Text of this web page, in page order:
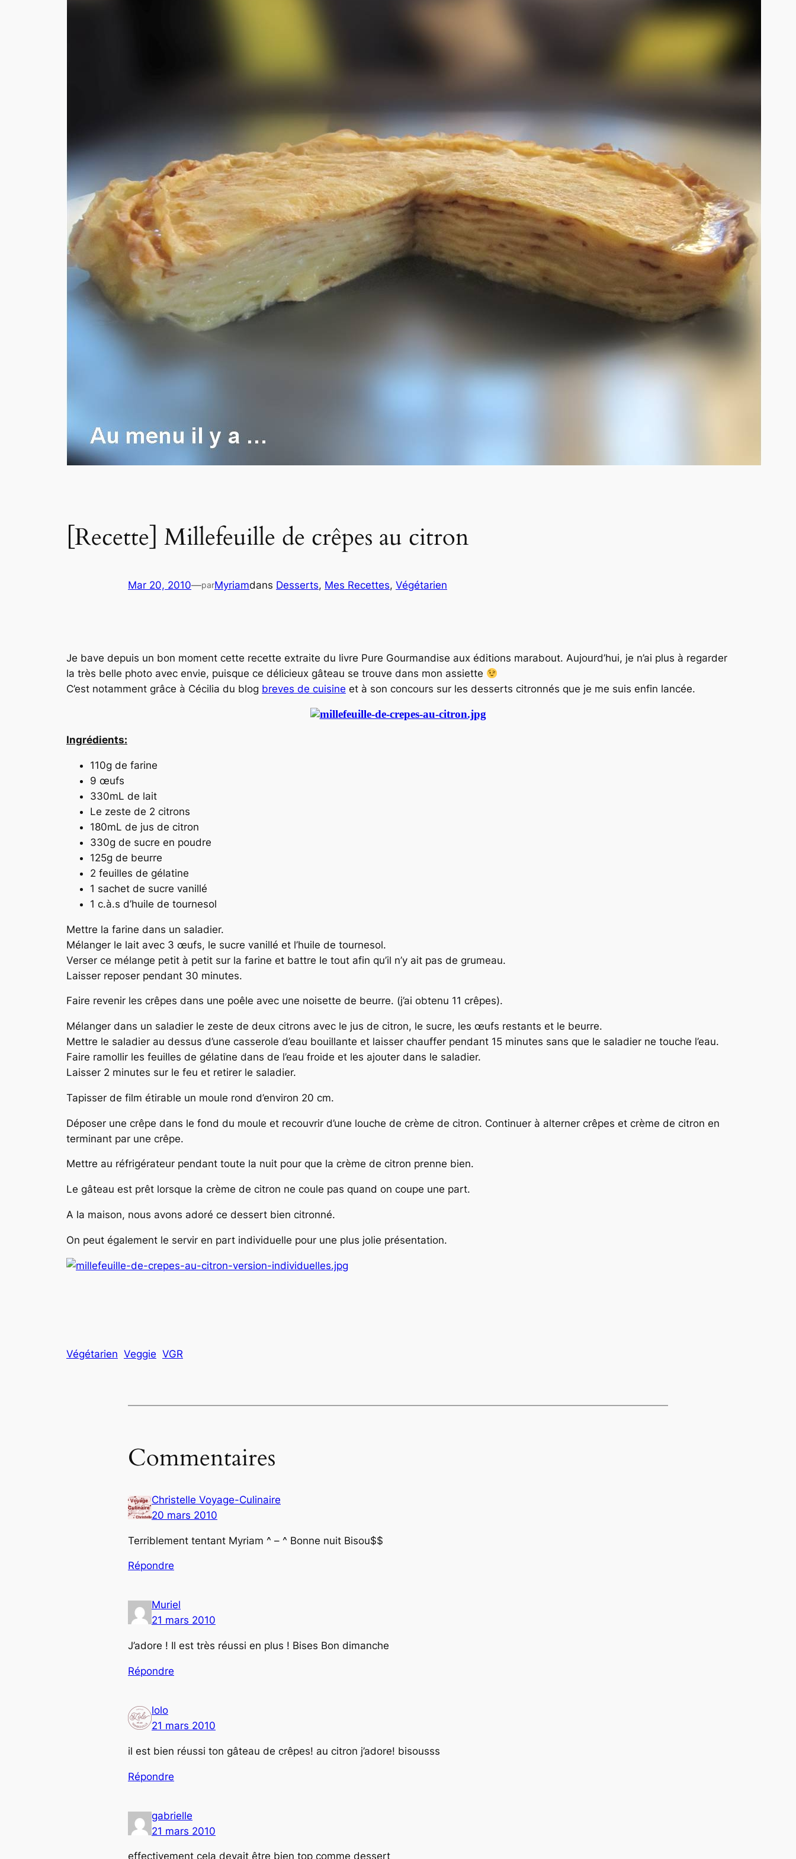
[Recette] Millefeuille de crêpes au citron
Mar 20, 2010—parMyriamdans Desserts, Mes Recettes, Végétarien
Je bave depuis un bon moment cette recette extraite du livre Pure Gourmandise aux éditions marabout. Aujourd’hui, je n’ai plus à regarder
la très belle photo avec envie, puisque ce délicieux gâteau se trouve dans mon assiette
C’est notamment grâce à Cécilia du blog breves de cuisine et à son concours sur les desserts citronnés que je me suis enfin lancée.
Ingrédients:
110g de farine
9 œufs
330mL de lait
Le zeste de 2 citrons
180mL de jus de citron
330g de sucre en poudre
125g de beurre
2 feuilles de gélatine
1 sachet de sucre vanillé
1 c.à.s d’huile de tournesol
Mettre la farine dans un saladier.
Mélanger le lait avec 3 œufs, le sucre vanillé et l’huile de tournesol.
Verser ce mélange petit à petit sur la farine et battre le tout afin qu’il n’y ait pas de grumeau.
Laisser reposer pendant 30 minutes.
Faire revenir les crêpes dans une poêle avec une noisette de beurre. (j’ai obtenu 11 crêpes).
Mélanger dans un saladier le zeste de deux citrons avec le jus de citron, le sucre, les œufs restants et le beurre.
Mettre le saladier au dessus d’une casserole d’eau bouillante et laisser chauffer pendant 15 minutes sans que le saladier ne touche l’eau.
Faire ramollir les feuilles de gélatine dans de l’eau froide et les ajouter dans le saladier.
Laisser 2 minutes sur le feu et retirer le saladier.
Tapisser de film étirable un moule rond d’environ 20 cm.
Déposer une crêpe dans le fond du moule et recouvrir d’une louche de crème de citron. Continuer à alterner crêpes et crème de citron en
terminant par une crêpe.
Mettre au réfrigérateur pendant toute la nuit pour que la crème de citron prenne bien.
Le gâteau est prêt lorsque la crème de citron ne coule pas quand on coupe une part.
A la maison, nous avons adoré ce dessert bien citronné.
On peut également le servir en part individuelle pour une plus jolie présentation.
Végétarien Veggie VGR
Commentaires
Christelle Voyage-Culinaire
20 mars 2010
Terriblement tentant Myriam ^ – ^ Bonne nuit Bisou$$
Répondre
Muriel
21 mars 2010
J’adore ! Il est très réussi en plus ! Bises Bon dimanche
Répondre
lolo
21 mars 2010
il est bien réussi ton gâteau de crêpes! au citron j’adore! bisousss
Répondre
gabrielle
21 mars 2010
effectivement cela devait être bien top comme dessert